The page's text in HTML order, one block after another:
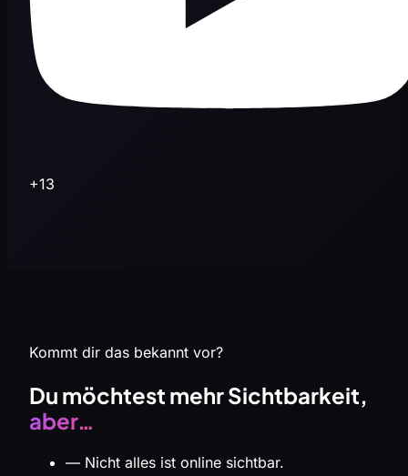
+13
Kommt dir das bekannt vor?
Du möchtest mehr Sichtbarkeit,
aber…
— Nicht alles ist online sichtbar.